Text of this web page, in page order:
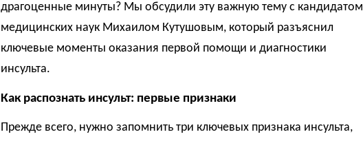
драгоценные минуты? Мы обсудили эту важную тему с кандидатом
медицинских наук Михаилом Кутушовым, который разъяснил
ключевые моменты оказания первой помощи и диагностики
инсульта.
Как распознать инсульт: первые признаки
Прежде всего, нужно запомнить три ключевых признака инсульта,